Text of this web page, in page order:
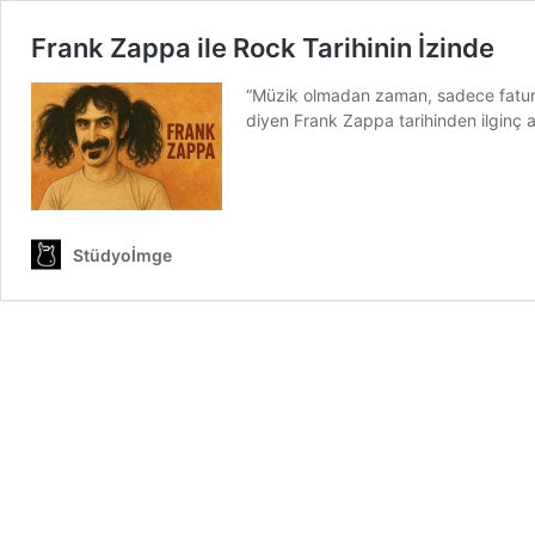
Frank Zappa ile Rock Tarihinin İzinde
“Müzik olmadan zaman, sadece
diyen Frank Zappa tarihinden ilginç
Stüdyoİmge